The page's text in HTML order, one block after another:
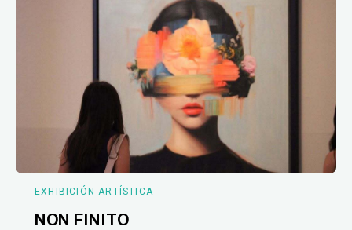
EXHIBICIÓN ARTÍSTICA
NON FINITO